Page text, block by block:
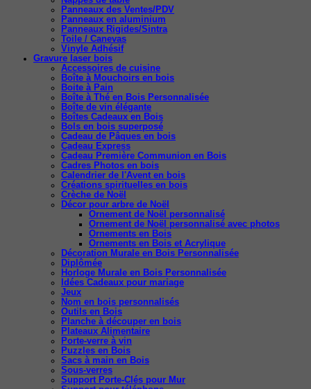
Panneaux des Ventes/PDV
Panneaux en aluminium
Panneaux Rigides/Sintra
Toile / Canevas
Vinyle Adhésif
Gravure laser bois
Accessoires de cuisine
Boîte à Mouchoirs en bois
Boite à Pain
Boîte à Thé en Bois Personnalisée
Boîte de vin élégante
Boîtes Cadeaux en Bois
Bols en bois superposé
Cadeau de Pâques en bois
Cadeau Express
Cadeau Première Communion en Bois
Cadres Photos en bois
Calendrier de l'Avent en bois
Créations spirituelles en bois
Crèche de Noël
Décor pour arbre de Noël
Ornement de Noël personnalisé
Ornement de Noël personnalisé avec photos
Ornements en Bois
Ornements en Bois et Acrylique
Décoration Murale en Bois Personnalisée
Diplômée
Horloge Murale en Bois Personnalisée
Idées Cadeaux pour mariage
Jeux
Nom en bois personnalisés
Outils en Bois
Planche à découper en bois
Plateaux Alimentaire
Porte-verre à vin
Puzzles en Bois
Sacs à main en Bois
Sous-verres
Support Porte-Clés pour Mur